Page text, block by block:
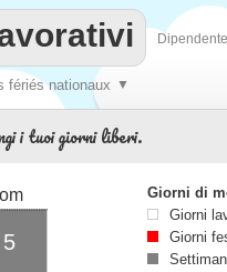
fériés nationaux ▼
i tuoi giorni liberi.
5
Giorni di
Giorni
Giorni